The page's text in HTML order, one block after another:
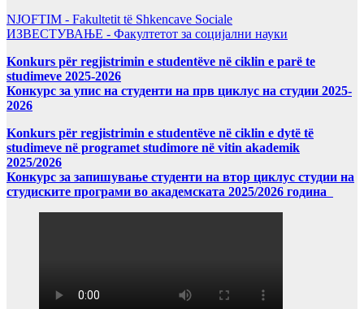
NJOFTIM - Fakultetit të Shkencave Sociale
ИЗВЕСТУВАЊЕ - Факултетот за социјални науки
Konkurs për regjistrimin e studentëve në ciklin e parë te
studimeve 2025-2026
Конкурс за упис на студенти на прв циклус на студии 2025-
2026
Konkurs për regjistrimin e studentëve në ciklin e dytë të
studimeve në programet studimore në vitin akademik
2025/2026
Конкурс за запишување студенти на втор циклус студии на
студиските програми во академската 2025/2026 година